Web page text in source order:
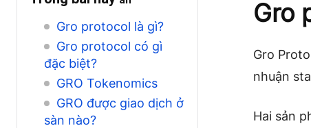
Gro protocol là gì?
Gro protocol có gì
đặc biệt?
GRO Tokenomics
GRO được giao dịch ở
sàn nào?
Gro
Gro
nhuận
Hai sản